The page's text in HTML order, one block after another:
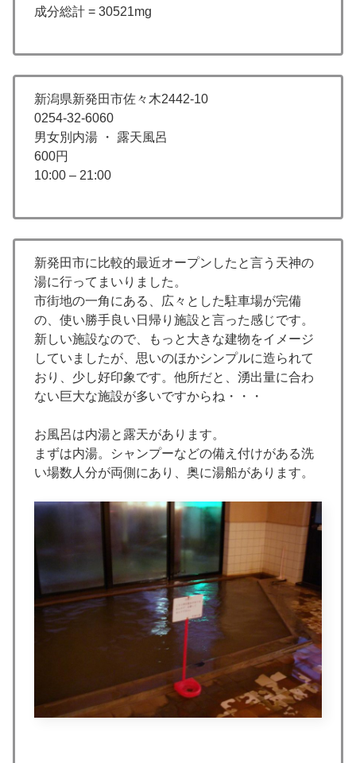
成分総計 = 30521mg
新潟県新発田市佐々木2442-10
0254-32-6060
男女別内湯 ・ 露天風呂
600円
10:00 – 21:00
新発田市に比較的最近オープンしたと言う天神の
湯に行ってまいりました。
市街地の一角にある、広々とした駐車場が完備
の、使い勝手良い日帰り施設と言った感じです。
新しい施設なので、もっと大きな建物をイメージ
していましたが、思いのほかシンプルに造られて
おり、少し好印象です。他所だと、湧出量に合わ
ない巨大な施設が多いですからね・・・
お風呂は内湯と露天があります。
まずは内湯。シャンプーなどの備え付けがある洗
い場数人分が両側にあり、奥に湯船があります。